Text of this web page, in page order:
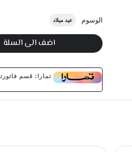
الوسوم عيد ميلاد
اضف الى السلة
تمارا: قسم فاتورتك على 3 دفعات بدون